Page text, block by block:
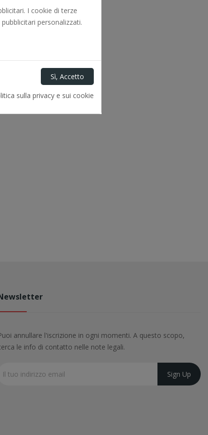
annullare l'iscrizione in ogni momenti. A questo scopo,
le info di contatto nelle note legali.
I cookie di terze
personalizzati.
sulla privacy e sui cookie